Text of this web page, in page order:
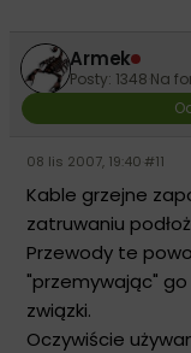
Armek
Posty: 1348 Na
08 lis 2007, 19:40#11
Kable grzejne
zatruwaniu
Przewody te
"przemywając"
związki.
Oczywiście